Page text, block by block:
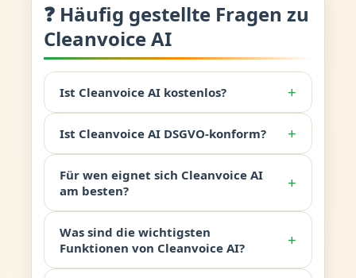
❓ Häufig gestellte Fragen zu
Cleanvoice AI
Ist Cleanvoice AI kostenlos? +
Ist Cleanvoice AI DSGVO-konform? +
Für wen eignet sich Cleanvoice AI
am besten?
+
Was sind die wichtigsten
Funktionen von Cleanvoice AI?
+